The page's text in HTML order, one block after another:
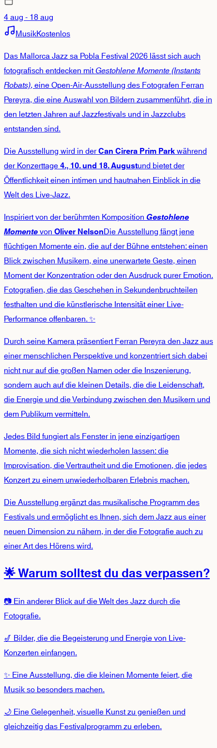
4 aug - 18 aug
MusikKostenlos
Das Mallorca Jazz sa Pobla Festival 2026 lässt sich auch
fotografisch entdecken mitGestohlene Momente (Instants
Robats), eine Open-Air-Ausstellung des Fotografen Ferran
Pereyra, die eine Auswahl von Bildern zusammenführt, die in
den letzten Jahren auf Jazzfestivals und in Jazzclubs
entstanden sind.
Die Ausstellung wird in derCan Cirera Prim Parkwährend
der Konzerttage4., 10. und 18. Augustund bietet der
Öffentlichkeit einen intimen und hautnahen Einblick in die
Welt des Live-Jazz.
Inspiriert von der berühmten KompositionGestohlene
MomentevonOliver NelsonDie Ausstellung fängt jene
flüchtigen Momente ein, die auf der Bühne entstehen: einen
Blick zwischen Musikern, eine unerwartete Geste, einen
Moment der Konzentration oder den Ausdruck purer Emotion.
Fotografien, die das Geschehen in Sekundenbruchteilen
festhalten und die künstlerische Intensität einer Live-
Performance offenbaren. ✨
Durch seine Kamera präsentiert Ferran Pereyra den Jazz aus
einer menschlichen Perspektive und konzentriert sich dabei
nicht nur auf die großen Namen oder die Inszenierung,
sondern auch auf die kleinen Details, die die Leidenschaft,
die Energie und die Verbindung zwischen den Musikern und
dem Publikum vermitteln.
Jedes Bild fungiert als Fenster in jene einzigartigen
Momente, die sich nicht wiederholen lassen: die
Improvisation, die Vertrautheit und die Emotionen, die jedes
Konzert zu einem unwiederholbaren Erlebnis machen.
Die Ausstellung ergänzt das musikalische Programm des
Festivals und ermöglicht es Ihnen, sich dem Jazz aus einer
neuen Dimension zu nähern, in der die Fotografie auch zu
einer Art des Hörens wird.
🌟 Warum solltest du das verpassen?
📷 Ein anderer Blick auf die Welt des Jazz durch die
Fotografie.
🎷 Bilder, die die Begeisterung und Energie von Live-
Konzerten einfangen.
✨ Eine Ausstellung, die die kleinen Momente feiert, die
Musik so besonders machen.
🌙 Eine Gelegenheit, visuelle Kunst zu genießen und
gleichzeitig das Festivalprogramm zu erleben.